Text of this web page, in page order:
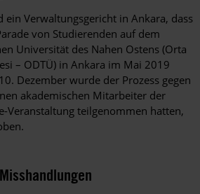
ein Verwaltungsgericht in Ankara, dass
von Studierenden auf dem
Universität des Nahen Ostens (Orta
– ODTÜ) in Ankara im Mai 2019
Dezember wurde der Prozess gegen
akademischen Mitarbeiter der
Veranstaltung teilgenommen hatten,